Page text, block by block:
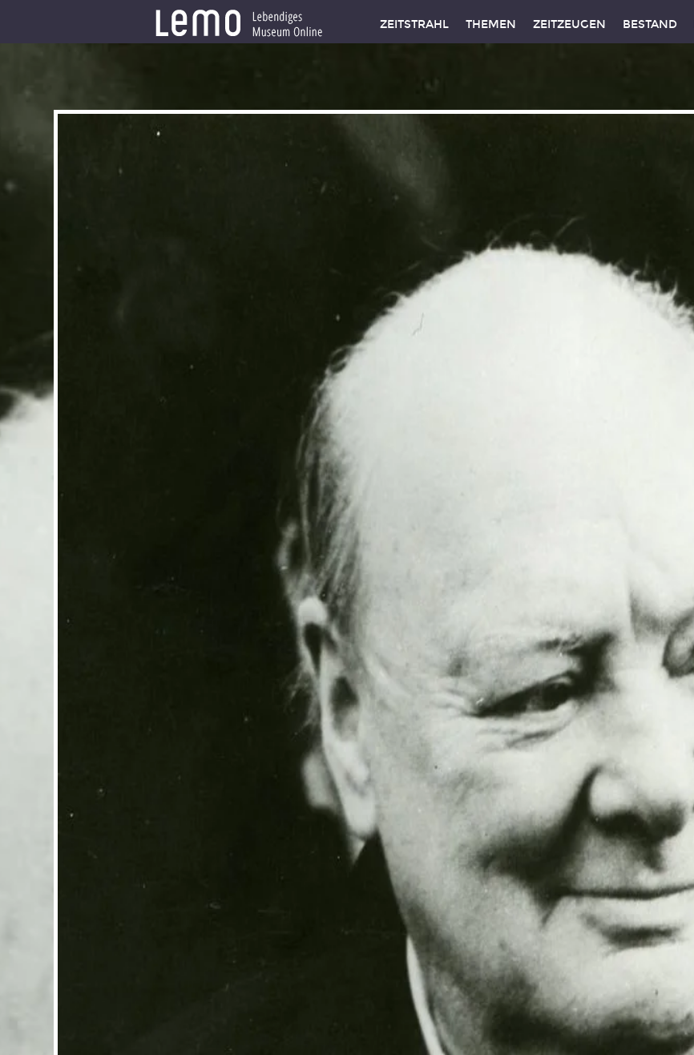
ZEITSTRAHL THEMEN ZEITZEUGEN BESTAND